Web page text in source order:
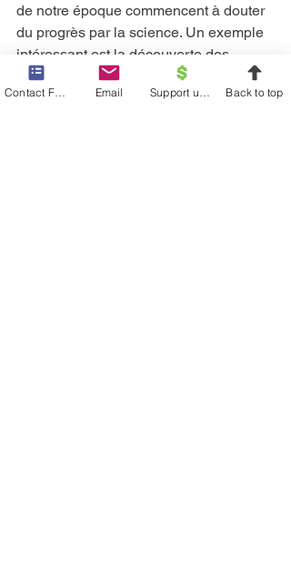
de notre époque commencent à douter
du progrès par la science. Un exemple
intéressant est la découverte des
antibiotiques. Lorsqu’on les a
découverts il y a plus d’un demi-siècle,
Contact Form Email Back to top